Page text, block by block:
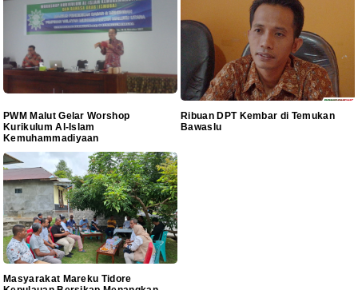
PWM Malut Gelar Worshop
Kurikulum Al-Islam
Kemuhammadiyaan
Ribuan DPT Kembar di Temukan
Bawaslu
Masyarakat Mareku Tidore